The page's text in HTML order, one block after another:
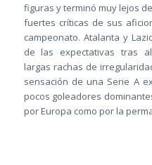
figuras y terminó muy lejos
fuertes críticas de sus
campeonato. Atalanta y
de las expectativas tras
largas rachas de
sensación de una Serie A
pocos goleadores
por Europa como por la